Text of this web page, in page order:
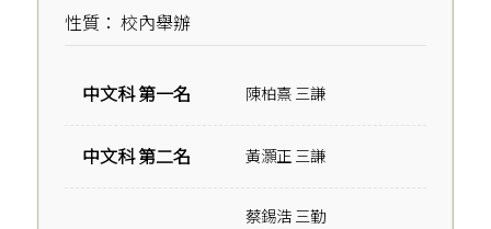
性質： 校內舉辦
中文科 第一名 陳柏熹 三謙
中文科 第二名 黃灝正 三謙
蔡錫浩 三勤